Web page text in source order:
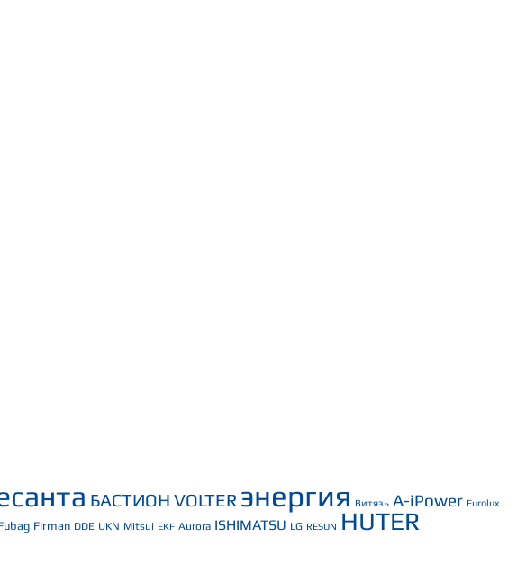
БАСТИОН VOLTER энергия Витязь A-iPower Eurolux
Firman DDE UKN Mitsui EKF Aurora ISHIMATSU LG RESUN HUTER